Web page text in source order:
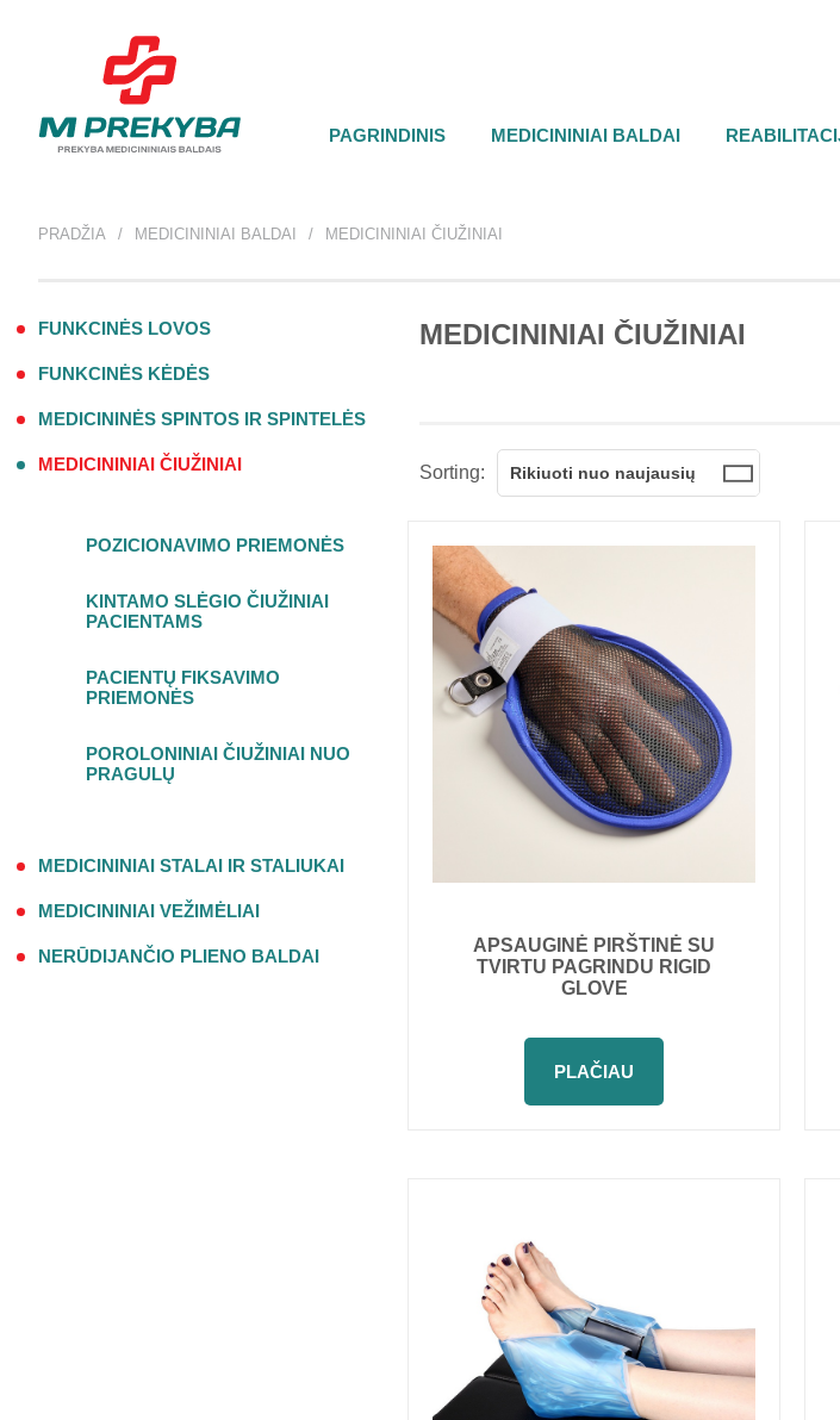
PAGRINDINIS MEDICININIAI BALDAI
PRADŽIA MEDICININIAI BALDAI MEDICININIAI ČIUŽINIAI
FUNKCINĖS LOVOS
FUNKCINĖS KĖDĖS
MEDICININĖS SPINTOS IR SPINTELĖS
MEDICININIAI ČIUŽINIAI
POZICIONAVIMO PRIEMONĖS
KINTAMO SLĖGIO ČIUŽINIAI
PACIENTAMS
PACIENTŲ FIKSAVIMO
PRIEMONĖS
POROLONINIAI ČIUŽINIAI NUO
PRAGULŲ
MEDICININIAI STALAI IR STALIUKAI
MEDICININIAI VEŽIMĖLIAI
NERŪDIJANČIO PLIENO BALDAI
MEDICININIAI ČIUŽINIAI
Sorting: Rikiuoti nuo naujausių
APSAUGINĖ PIRŠTINĖ SU
TVIRTU PAGRINDU RIGID
GLOVE
PLAČIAU